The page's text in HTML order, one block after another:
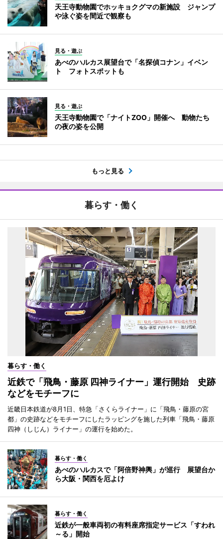
天王寺動物園でホッキョクグマの新施設 ジャンプ
や泳ぐ姿を間近で観察も
見る・遊ぶ
あべのハルカス展望台で「名探偵コナン」イベン
ト フォトスポットも
見る・遊ぶ
天王寺動物園で「ナイトZOO」開催へ 動物たち
の夜の姿を公開
もっと見る
暮らす・働く
暮らす・働く
近鉄で「飛鳥・藤原 四神ライナー」運行開始 史跡
などをモチーフに
近畿日本鉄道が8月1日、特急「さくらライナー」に「飛鳥・藤原の宮
都」の史跡などをモチーフにしたラッピングを施した列車「飛鳥・藤原
四神（しじん）ライナー」の運行を始めた。
暮らす・働く
あべのハルカスで「阿倍野神輿」が巡行 展望台か
ら大阪・関西を厄よけ
暮らす・働く
近鉄が一般車両初の有料座席指定サービス「すわれ
～る」開始